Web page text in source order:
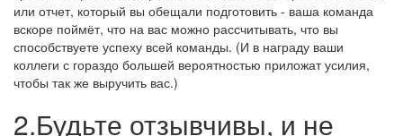
или отчет, который вы обещали подготовить - ваша команда
вскоре поймёт, что на вас можно рассчитывать, что вы
способствуете успеху всей команды. (И в награду ваши
коллеги с гораздо большей вероятностью приложат усилия,
чтобы так же выручить вас.)
2.Будьте отзывчивы, и не